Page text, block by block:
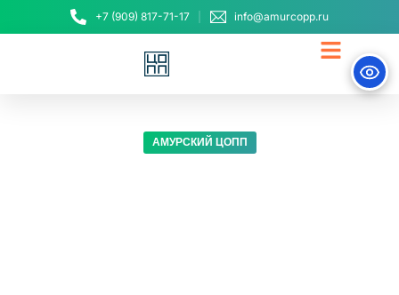
+7 (909) 817-71-17 info@amurcopp.ru
АМУРСКИЙ ЦОПП